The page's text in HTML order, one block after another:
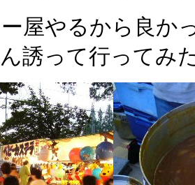
屋やるから良か
誘って行ってみ